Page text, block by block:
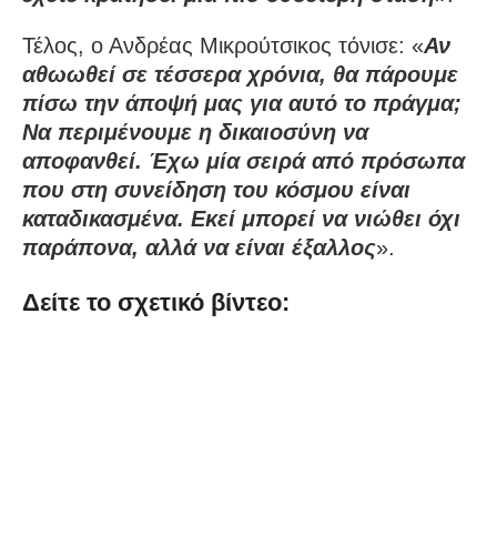
Τέλος, ο Ανδρέας Μικρούτσικος τόνισε: «Αν
αθωωθεί σε τέσσερα χρόνια, θα πάρουμε
πίσω την άποψή μας για αυτό το πράγμα;
Να περιμένουμε η δικαιοσύνη να
αποφανθεί. Έχω μία σειρά από πρόσωπα
που στη συνείδηση του κόσμου είναι
καταδικασμένα. Εκεί μπορεί να νιώθει όχι
παράπονα, αλλά να είναι έξαλλος».
Δείτε το σχετικό βίντεο: